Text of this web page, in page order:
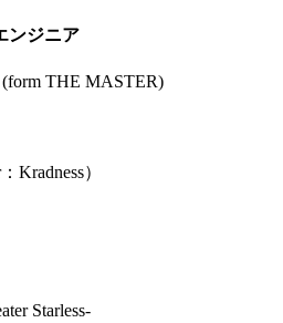
ンジニア
(form THE MASTER)
Kradness）
Starless-